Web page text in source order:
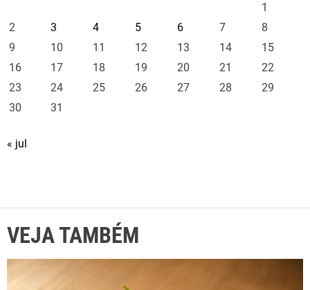
1
2
3 4 5 6 7
8
9
10 11 12 13 14
15
16
17 18 19 20 21
22
23
24 25 26 27 28
29
30
31
« jul
VEJA TAMBÉM